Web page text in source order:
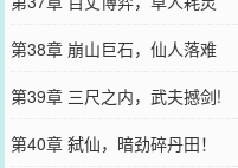
第38章 崩山巨石，仙人落难
第39章 三尺之内，武夫撼剑!
第40章 弑仙，暗劲碎丹田！